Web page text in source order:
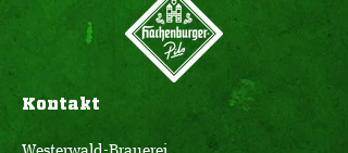
Kontakt